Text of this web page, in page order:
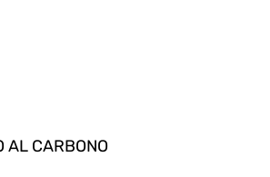
AL CARBONO